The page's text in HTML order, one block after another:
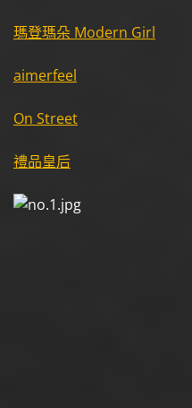
瑪登瑪朵 Modern Girl
aimerfeel
On Street
禮品皇后